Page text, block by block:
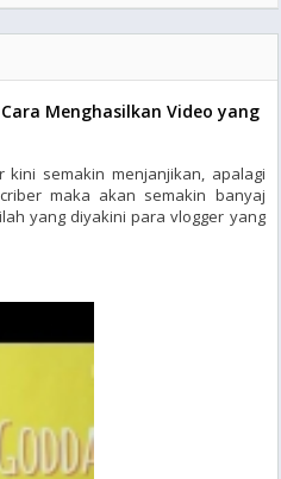
Menghasilkan Video yang
semakin menjanjikan, apalagi
maka akan semakin banyaj
yang diyakini para vlogger yang